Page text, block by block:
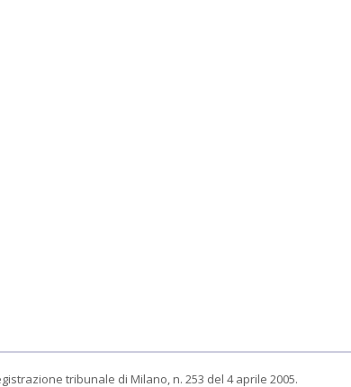
tribunale di Milano, n. 253 del 4 aprile 2005.